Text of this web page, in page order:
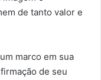
de tanto valor e
marco em sua
de seu